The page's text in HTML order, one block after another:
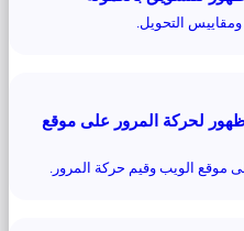
التحويل.
لحركة المرور على موقع
موقع الويب وقيم حركة المرور.